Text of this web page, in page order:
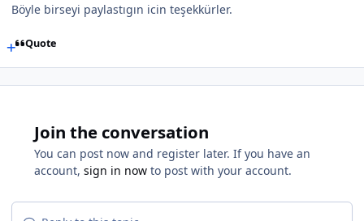
Böyle birseyi paylastıgın icin teşekkürler.
Quote
Join the conversation
You can post now and register later. If you have an
account, sign in now to post with your account.